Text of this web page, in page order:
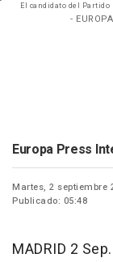
El candidato del
-
Europa Press
Martes, 2 septiembre
Publicado: 05:48
MADRID 2